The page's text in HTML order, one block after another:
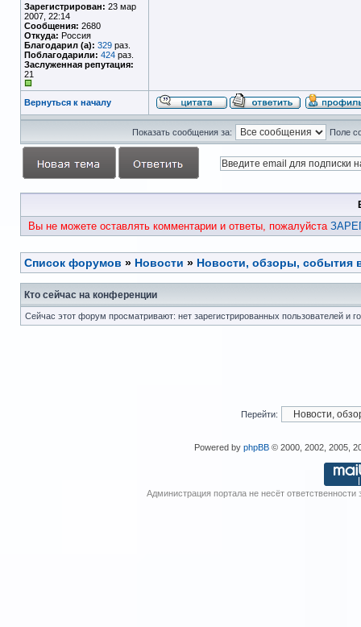
Зарегистрирован: 23 мар
2007, 22:14
Сообщения: 2680
Откуда: Россия
Благодарил (а): 329 раз.
Поблагодарили: 424 раз.
Заслуженная репутация:
21
Вернуться к началу
Показать сообщения за: Поле
Вы не можете оставлять комментарии и ответы, пожалуйста
Список форумов » Новости » Новости, обзоры, события
Кто сейчас на конференции
Сейчас этот форум просматривают: нет зарегистрированных пользователей и
Перейти:
Powered by phpBB© 2000, 2002, 2005,
Администрация портала не несёт